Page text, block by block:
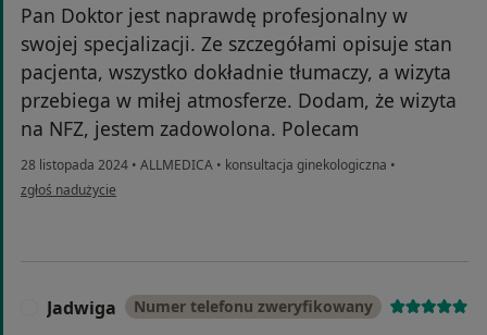
Pan Doktor jest naprawdę profesjonalny w
swojej specjalizacji. Ze szczegółami opisuje stan
pacjenta, wszystko dokładnie tłumaczy, a wizyta
przebiega w miłej atmosferze. Dodam, że wizyta
na NFZ, jestem zadowolona. Polecam
28 listopada 2024 • ALLMEDICA • konsultacja ginekologiczna •
w opinii użytkownika Urszula M
zgłoś nadużycie
Jadwiga Numer telefonu zweryfikowany